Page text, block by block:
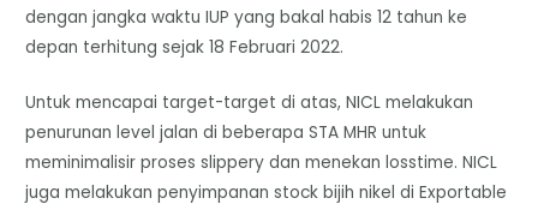
dengan jangka waktu IUP yang bakal habis 12 tahun ke
depan terhitung sejak 18 Februari 2022.
Untuk mencapai target-target di atas, NICL melakukan
penurunan level jalan di beberapa STA MHR untuk
meminimalisir proses slippery dan menekan losstime. NICL
juga melakukan penyimpanan stock bijih nikel di Exportable